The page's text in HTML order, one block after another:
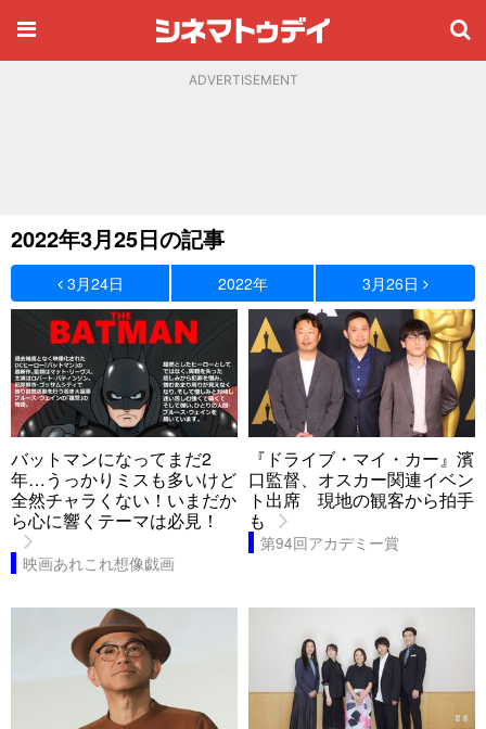
ADVERTISEMENT
2022年3月25日の記事
3月24日 2022年 3月26日
バットマンになってまだ2
年…うっかりミスも多いけど
全然チャラくない！いまだか
ら心に響くテーマは必見！
映画あれこれ想像戯画
『ドライブ・マイ・カー』濱
口監督、オスカー関連イベン
ト出席 現地の観客から拍手
も
第94回アカデミー賞